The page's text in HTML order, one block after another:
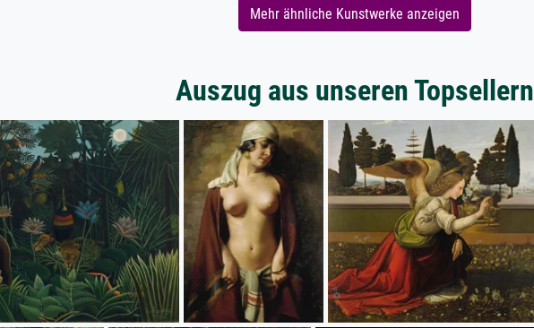
Mehr ähnliche Kunstwerke anzeigen
Auszug aus unseren Topsellern